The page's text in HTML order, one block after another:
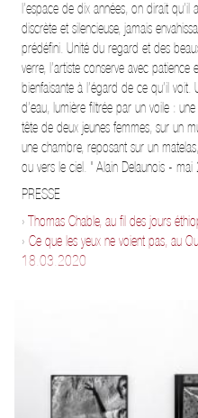
l’espace de dix années, on dirait
discrète et silencieuse, jamais
prédéfini. Unité du regard et des
verre, l’artiste conserve avec
bienfaisante à l’égard de ce qu’il
d’eau, lumière filtrée par un voile :
tête de deux jeunes femmes, sur un
une chambre, reposant sur un
ou vers le ciel. " Alain Delaunois -
PRESSE
› Thomas Chable, au fil des jours
› Ce que les yeux ne voient pas, au
18.03.2020